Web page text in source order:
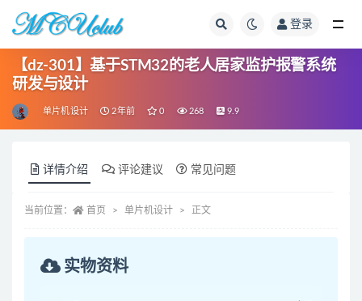
登录
【dz-301】基于STM32的老人居家监护报警系统
研发与设计
单片机设计 2年前 0 268 9.9
详情介绍 评论建议 常见问题
当前位置： 首页 单片机设计 正文
实物资料